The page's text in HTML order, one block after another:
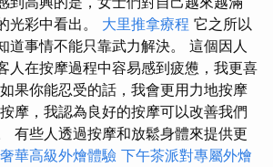
光彩中看出。 大里推拿療程 它之所以
道事情不能只靠武力解決。 這個因人
人在按摩過程中容易感到疲憊，我更喜
果你能忍受的話，我會更用力地按摩
摩，我認為良好的按摩可以改善我們
有些人透過按摩和放鬆身體來提供更
奢華高級外燴體驗 下午茶派對專屬外燴